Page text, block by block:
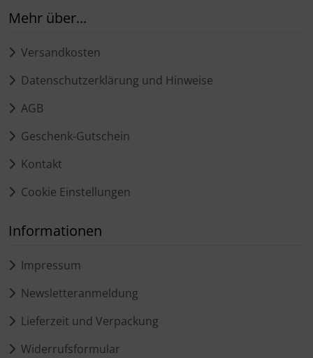
Mehr über...
Versandkosten
Datenschutzerklärung und Hinweise
AGB
Geschenk-Gutschein
Kontakt
Cookie Einstellungen
Informationen
Impressum
Newsletteranmeldung
Lieferzeit und Verpackung
Widerrufsformular